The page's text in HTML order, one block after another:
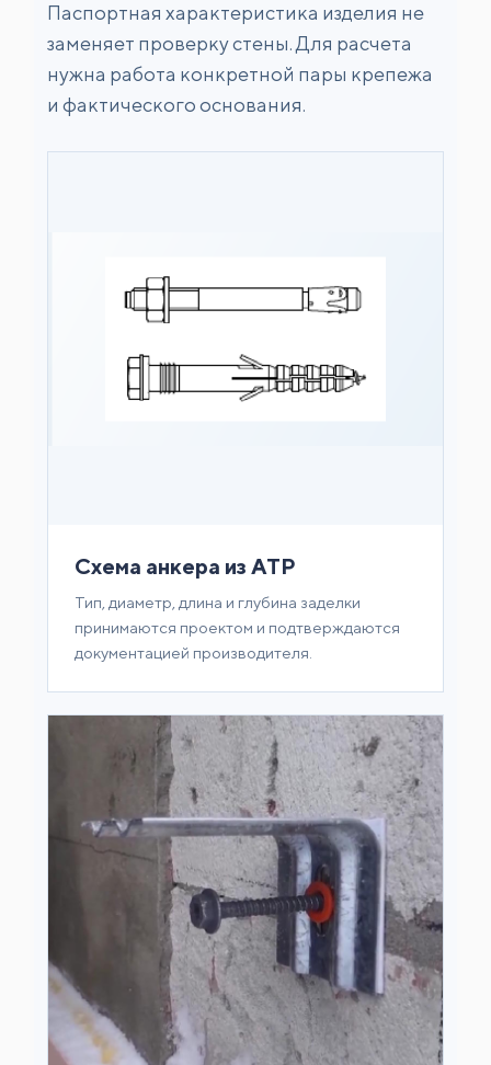
Паспортная характеристика изделия не
заменяет проверку стены. Для расчета
нужна работа конкретной пары крепежа
и фактического основания.
Схема анкера из АТР
Тип, диаметр, длина и глубина заделки
принимаются проектом и подтверждаются
документацией производителя.